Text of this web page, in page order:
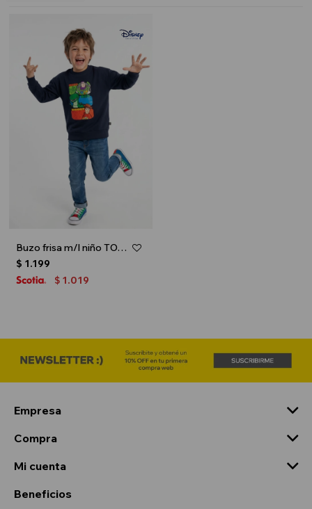
Buzo frisa m/l niño TOY STORY - Azul marino
$ 1.199
$ 1.019
Empresa
Compra
Mi cuenta
Beneficios